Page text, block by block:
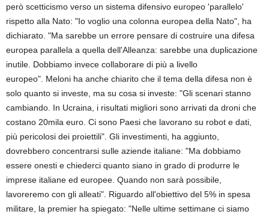
però scetticismo verso un sistema difensivo europeo 'parallelo'
rispetto alla Nato: "Io voglio una colonna europea della Nato", ha
dichiarato. "Ma sarebbe un errore pensare di costruire una difesa
europea parallela a quella dell'Alleanza: sarebbe una duplicazione
inutile. Dobbiamo invece collaborare di più a livello
europeo". Meloni ha anche chiarito che il tema della difesa non è
solo quanto si investe, ma su cosa si investe: "Gli scenari stanno
cambiando. In Ucraina, i risultati migliori sono arrivati da droni che
costano 20mila euro. Ci sono Paesi che lavorano su robot e dati,
più pericolosi dei proiettili". Gli investimenti, ha aggiunto,
dovrebbero concentrarsi sulle aziende italiane: "Ma dobbiamo
essere onesti e chiederci quanto siano in grado di produrre le
imprese italiane ed europee. Quando non sarà possibile,
lavoreremo con gli alleati". Riguardo all'obiettivo del 5% in spesa
militare, la premier ha spiegato: "Nelle ultime settimane ci siamo